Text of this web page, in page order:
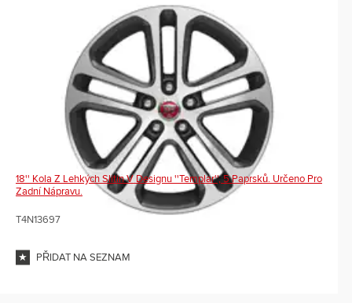
18'' Kola Z Lehkých Slitin V Designu ''Templar'', 5 Paprsků. Určeno Pro
Zadní Nápravu.
T4N13697
PŘIDAT NA SEZNAM